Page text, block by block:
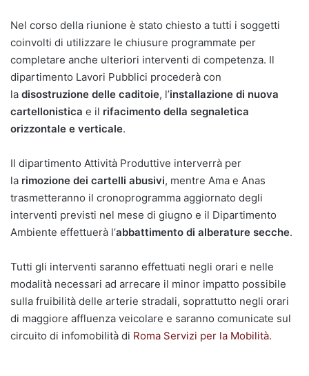
Nel corso della riunione è stato chiesto a tutti i soggetti
coinvolti di utilizzare le chiusure programmate per
completare anche ulteriori interventi di competenza. Il
dipartimento Lavori Pubblici procederà con
la disostruzione delle caditoie, l’installazione di nuova
cartellonistica e il rifacimento della segnaletica
orizzontale e verticale.
Il dipartimento Attività Produttive interverrà per
la rimozione dei cartelli abusivi, mentre Ama e Anas
trasmetteranno il cronoprogramma aggiornato degli
interventi previsti nel mese di giugno e il Dipartimento
Ambiente effettuerà l’abbattimento di alberature secche.
Tutti gli interventi saranno effettuati negli orari e nelle
modalità necessari ad arrecare il minor impatto possibile
sulla fruibilità delle arterie stradali, soprattutto negli orari
di maggiore affluenza veicolare e saranno comunicate sul
circuito di infomobilità di Roma Servizi per la Mobilità.